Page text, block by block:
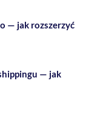
— jak rozszerzyć
— jak